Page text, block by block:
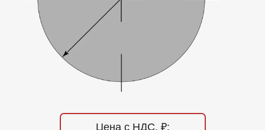
Цена с НДС, ₽: